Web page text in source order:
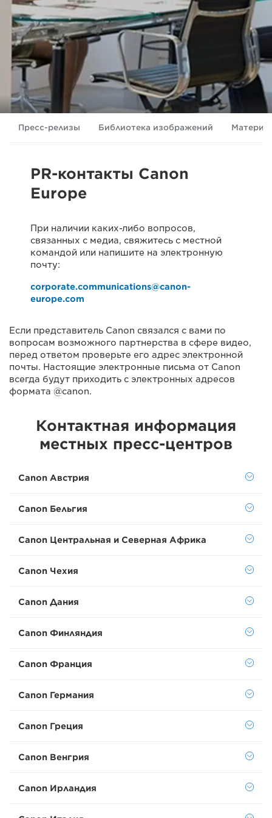
Пресс-релизы Библиотека изображений
PR-контакты Canon
Europe
При наличии каких-либо вопросов,
связанных с медиа, свяжитесь с местной
командой или напишите на электронную
почту:
corporate.communications@canon-
europe.com
Если представитель Canon связался с вами по
вопросам возможного партнерства в сфере видео,
перед ответом проверьте его адрес электронной
почты. Настоящие электронные письма от Canon
всегда будут приходить с электронных адресов
формата @canon.
Контактная информация
местных пресс-центров
Canon Австрия
Canon Бельгия
Canon Центральная и Северная Африка
Canon Чехия
Canon Дания
Canon Финляндия
Canon Франция
Canon Германия
Canon Греция
Canon Венгрия
Canon Ирландия